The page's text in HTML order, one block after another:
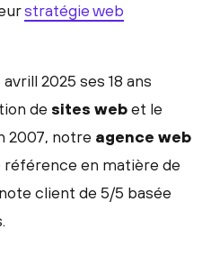
stratégie web
2025 ses 18 ans
de sites webet le
2007, notre agence web
en matière de
client de 5/5 basée